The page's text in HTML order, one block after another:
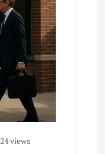
24 views